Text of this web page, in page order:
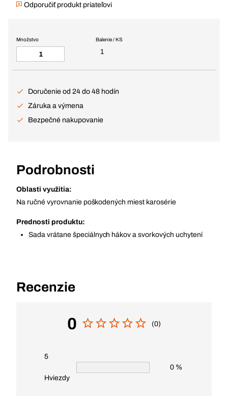
Odporučiť produkt priateľovi
Balenie / KS
1
Množstvo
Doručenie od 24 do 48 hodín
Záruka a výmena
Bezpečné nakupovanie
Podrobnosti
Oblasti využitia:
Na ručné vyrovnanie poškodených miest karosérie
Prednosti produktu:
Sada vrátane špeciálnych hákov a svorkových uchytení
Recenzie
0 (0)
5
Hviezdy
0 %